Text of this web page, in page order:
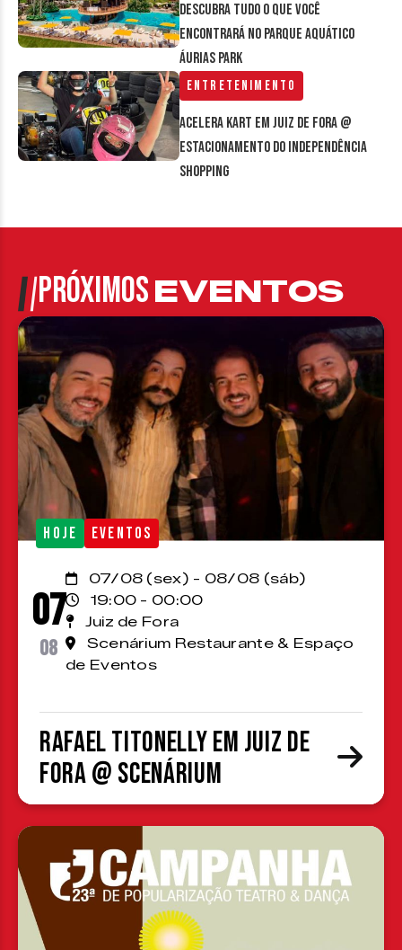
Descubra tudo o que você
encontrará no parque aquático
Áurias Park
Entretenimento
Acelera Kart em Juiz de Fora @
estacionamento do Independência
Shopping
PRÓXIMOSEVENTOS
HOJE EVENTOS
07
08
07/08 (sex) - 08/08 (sáb)
19:00 - 00:00
Juiz de Fora
Scenárium Restaurante & Espaço
de Eventos
Rafael Titonelly em Juiz de
Fora @ Scenárium